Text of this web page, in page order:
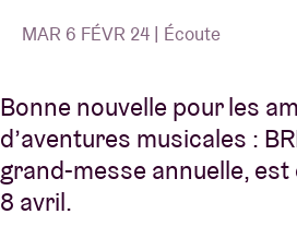
À propos de l'AB
Contact
MAR 6 FÉVR 24 | Écoute
Bonne nouvelle pour les
d’aventures musicales :
grand-messe annuelle,
8 avril.